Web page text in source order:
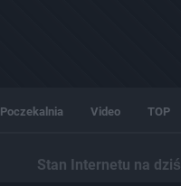
Poczekalnia Video TOP
Stan Internetu na dziś